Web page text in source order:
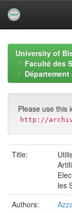
navigationUniversity of
Faculté des
Please use this
http://
Title:
les
Authors: